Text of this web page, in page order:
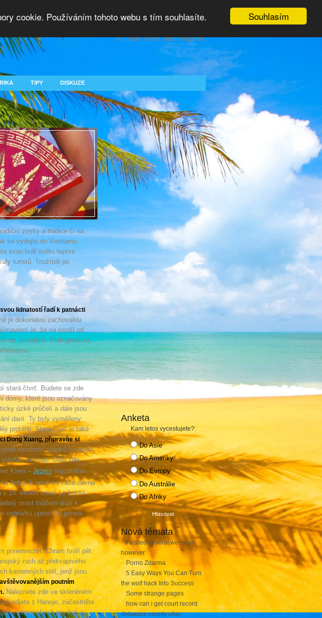
Souhlasím
cookie. Používáním tohoto webu s tím souhlasíte.
YouTube Video, flash required.
TIPY DISKUZE
Anketa
Kam letos vycestujete?:
Do Asie
Do Ameriky
Do Evropy
Do Austrálie
Do Afriky
Nová témata
I visited several websites
however
Porno Zdarma
5 Easy Ways You Can Turn
the wolf hack Into Success
Some strange pages
how can i get court record
delaware county ohio
zvyky a tradice či na
se vydejte do Vietnamu.
svou tvář světu teprve
turistů. Toužíteli po
lidnatostí řadí k patnácti
je dokonalou zachovalou
je, že na rozdíl od
ráz pozměnit. Platí proto za
stará čtvrť. Budete se zde
domy, které jsou označovány
úzké průčelí a dále jsou
daní. Ty byly vyměřeny
protáhli. Stará čtvrť je také
Dong Xuang, připravíte si
množství stánků se vším,
existuje. Dále zde
Kiem – Jezerovráceného
želvy, k nimž se váže dávná
v 15. století císaři Le Loiovi
most můžete dojít k
ostrůvku uprostřed jezera.
písemnictví. Chrám tvoří pět
ruch až překvapivého
kamenných stél, jenž jsou
poutním
Naleznete zde ve skleněném
odjete z Hanoje, zúčastněte
vietnamských pověstí a